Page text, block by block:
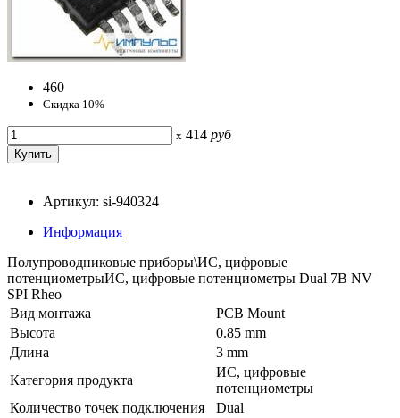
460
Скидка 10%
x 414 руб
Артикул: si-940324
Информация
Полупроводниковые приборы\ИС, цифровые
потенциометрыИС, цифровые потенциометры Dual 7B NV
SPI Rheo
Вид монтажа
PCB Mount
Высота
0.85 mm
Длина
3 mm
Категория продукта
ИС, цифровые
потенциометры
Количество точек подключения
Dual